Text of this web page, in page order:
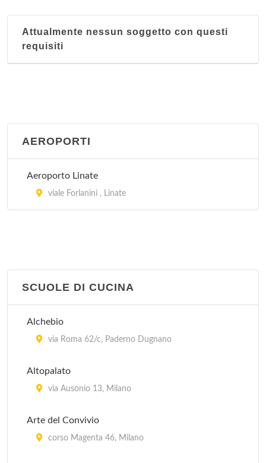
Attualmente nessun soggetto con questi
requisiti
AEROPORTI
Aeroporto Linate
viale Forlanini , Linate
SCUOLE DI CUCINA
Alchebio
via Roma 62/c, Paderno Dugnano
Altopalato
via Ausonio 13, Milano
Arte del Convivio
corso Magenta 46, Milano